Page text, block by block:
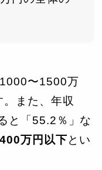
〜1500万
また、年収
と「55.2％」な
万円以下とい